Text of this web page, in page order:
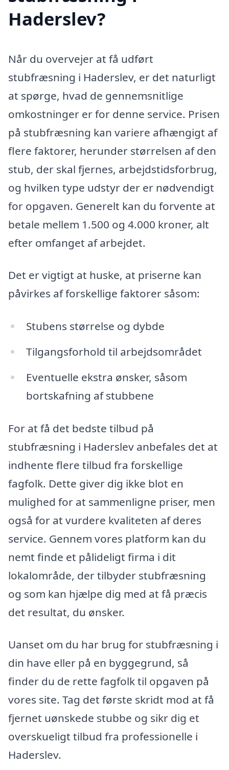
Haderslev?
Når du overvejer at få udført
stubfræsning i Haderslev, er det naturligt
at spørge, hvad de gennemsnitlige
omkostninger er for denne service. Prisen
på stubfræsning kan variere afhængigt af
flere faktorer, herunder størrelsen af den
stub, der skal fjernes, arbejdstidsforbrug,
og hvilken type udstyr der er nødvendigt
for opgaven. Generelt kan du forvente at
betale mellem 1.500 og 4.000 kroner, alt
efter omfanget af arbejdet.
Det er vigtigt at huske, at priserne kan
påvirkes af forskellige faktorer såsom:
Stubens størrelse og dybde
Tilgangsforhold til arbejdsområdet
Eventuelle ekstra ønsker, såsom
bortskafning af stubbene
For at få det bedste tilbud på
stubfræsning i Haderslev anbefales det at
indhente flere tilbud fra forskellige
fagfolk. Dette giver dig ikke blot en
mulighed for at sammenligne priser, men
også for at vurdere kvaliteten af deres
service. Gennem vores platform kan du
nemt finde et pålideligt firma i dit
lokalområde, der tilbyder stubfræsning
og som kan hjælpe dig med at få præcis
det resultat, du ønsker.
Uanset om du har brug for stubfræsning i
din have eller på en byggegrund, så
finder du de rette fagfolk til opgaven på
vores site. Tag det første skridt mod at få
fjernet uønskede stubbe og sikr dig et
overskueligt tilbud fra professionelle i
Haderslev.